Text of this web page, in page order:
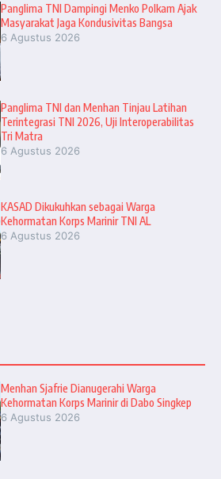
Panglima TNI Dampingi Menko Polkam Ajak
Masyarakat Jaga Kondusivitas Bangsa
6 Agustus 2026
Panglima TNI dan Menhan Tinjau Latihan
Terintegrasi TNI 2026, Uji Interoperabilitas
Tri Matra
6 Agustus 2026
KASAD Dikukuhkan sebagai Warga
Kehormatan Korps Marinir TNI AL
6 Agustus 2026
Menhan Sjafrie Dianugerahi Warga
Kehormatan Korps Marinir di Dabo Singkep
6 Agustus 2026